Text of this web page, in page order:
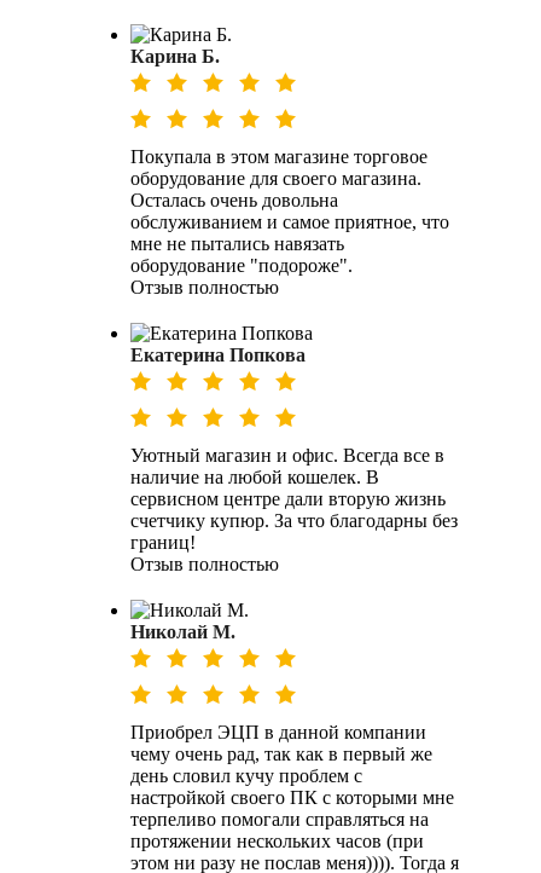
Карина Б.
Покупала в этом магазине торговое
оборудование для своего магазина.
Осталась очень довольна
обслуживанием и самое приятное, что
мне не пытались навязать
оборудование "подороже".
Отзыв полностью
Екатерина Попкова
Уютный магазин и офис. Всегда все в
наличие на любой кошелек. В
сервисном центре дали вторую жизнь
счетчику купюр. За что благодарны без
границ!
Отзыв полностью
Николай М.
Приобрел ЭЦП в данной компании
чему очень рад, так как в первый же
день словил кучу проблем с
настройкой своего ПК с которыми мне
терпеливо помогали справляться на
протяжении нескольких часов (при
этом ни разу не послав меня)))). Тогда я